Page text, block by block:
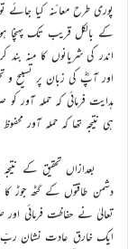
پوری طرح معائنہ کیا جائے
کے بالکل قریب تک پہنچا
اندر کی شریانوں کا منہ
اور آپؓ کی زبان پر تسبیح
ہدایت فرمائی کہ حملہ آور
ہی نتیجہ تھا کہ حملہ آور
بعدازاں تحقیق کے
دشمن طاقتوں کے گٹھ جوڑ کا
تعالیٰ نے حفاظت فرمائی
ایک خارق عادت نشان ربّ